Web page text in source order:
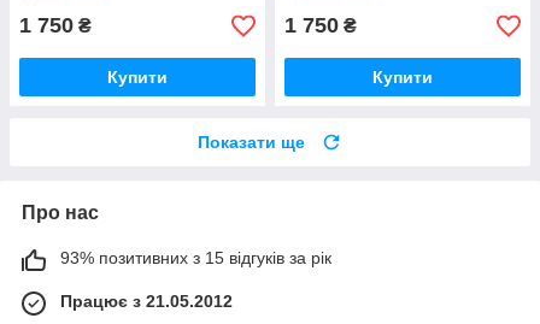
1 750 ₴
Купити
1 750 ₴
Купити
Показати ще
Про нас
93% позитивних з 15 відгуків за рік
Працює з 21.05.2012